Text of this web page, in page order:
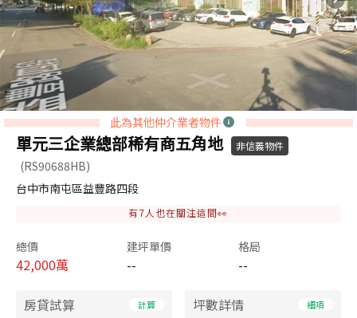
此為其他仲介業者物件
單元三企業總部稀有商五角地 非信義物件
(RS90688HB)
台中市南屯區益豐路四段
有7人也在關注這間👀
總價
42,000萬
建坪單價
--
格局
--
房貸試算 計算 坪數詳情 細項